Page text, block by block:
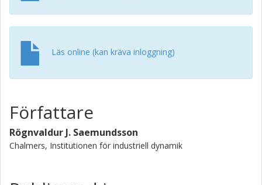
Läs online (kan kräva inloggning)
Författare
Rögnvaldur J. Saemundsson
Chalmers, Institutionen för industriell dynamik